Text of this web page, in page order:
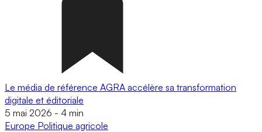
Le média de référence AGRA accélère sa transformation
digitale et éditoriale
5 mai 2026 - 4 min
Europe Politique agricole